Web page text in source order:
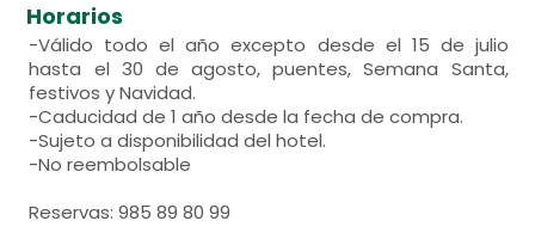
Horarios
-Válido todo el año excepto desde el 15 de julio
hasta el 30 de agosto, puentes, Semana Santa,
festivos y Navidad.
-Caducidad de 1 año desde la fecha de compra.
-Sujeto a disponibilidad del hotel.
-No reembolsable
Reservas: 985 89 80 99